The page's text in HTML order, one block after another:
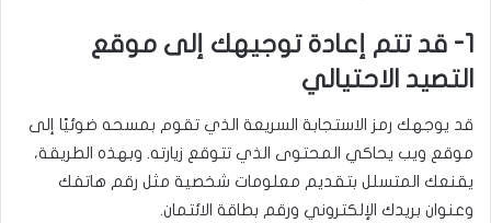
1- قد تتم إعادة توجيهك إلى موقع
التصيد الاحتيالي
قد يوجهك رمز الاستجابة السريعة الذي تقوم بمسحه ضوئيًا إلى
موقع ويب يحاكي المحتوى الذي تتوقع زيارته. وبهذه الطريقة،
يقنعك المتسلل بتقديم معلومات شخصية مثل رقم هاتفك
وعنوان بريدك الإلكتروني ورقم بطاقة الائتمان.